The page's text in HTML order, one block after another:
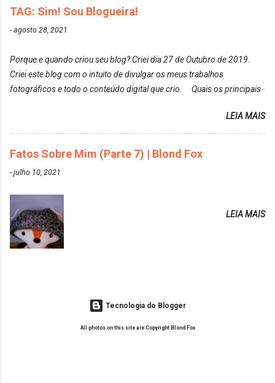
elas fiquem no modo original? Sou do time foto
de um determinado lugar ou de algo que estou
fotografan...
de todos que fiz para vocês verem: ✨ Alfaparf | Alta
Moda é... Creative Crazy Colors Pink
Turkiss Blue
https://www.adrielly.com.br/2020/02/keraton-hard-
colors-turkiss-blue.html ✨ Alpha Line | Máscara
Ozzy Lilac
em meu cabelo, pois, sempre jogava tinta em cima
TAG: Sim! Sou Blogueira!
-agosto 28, 2021
Porque e quando criou seu blog? Criei dia 27 de Outubro de 2019.
Criei este blog com o intuito de divulgar os meus trabalhos
fotográficos e todo o conteúdo digital que crio. Quais os principais
vida de Blogueira? Tem sido um sonho. Minha família me apoia muito.
Qual a parte chata da vida de Blogueira? Às vezes, a criatividade vai
embora... O que tem de melhor em ser Blogueira? Ver o seu trabalho
sendo reconhecido. Aonde deseja chegar com o seu Blog? Muito
além daquilo que imagino. Seu blog pra você é profissional ou passa-
tudo para ele. Quais blogs acompanha, e quais indica? Eu acompanho
o Drilly Design e comecei a ler as postagens do antigo blog da Sweet
Carol "Magic Days". Tem sido fácil o convívio com seguidoras e
leitoras? Claro. Seu blog já esta como quer, ou ainda ...
LEIA MAIS
Fatos Sobre Mim (Parte 7) | Blond Fox
-julho 10, 2021
LEIA MAIS
Tecnologia do Blogger
All photos on this site are Copyright Blond Fox